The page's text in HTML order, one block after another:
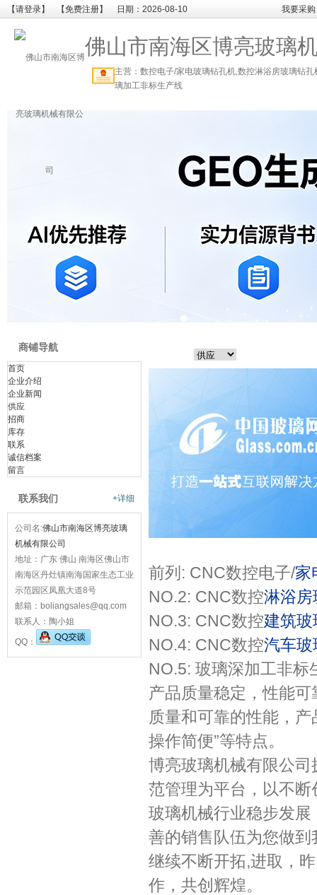
【请登录】 【免费注册】 日期：2026-08-10 我要采购
佛山市南海区博亮玻璃
主营：数控电子/家电玻璃钻孔机,数控淋浴房玻璃钻
璃加工非标生产线
前列: CNC数控电子/家
NO.2: CNC数控淋浴房
NO.3: CNC数控建筑玻
NO.4: CNC数控汽车玻
NO.5: 玻璃深加工非标
产品质量稳定，性能
质量和可靠的性能，
操作简便”等特点。
博亮玻璃机械有限公
范管理为平台，以不
玻璃机械行业稳步发
善的销售队伍为您做
继续不断开拓,进取，
作，共创辉煌。
商铺导航
首页
企业介绍
企业新闻
供应
招商
库存
联系
诚信档案
留言
联系我们 +详细
公司名:佛山市南海区博亮玻璃
机械有限公司
地址：广东 佛山 南海区佛山市
南海区丹灶镇南海国家生态工业
示范园区凤凰大道8号
邮箱：boliangsales@qq.com
联系人：陶小姐
QQ：